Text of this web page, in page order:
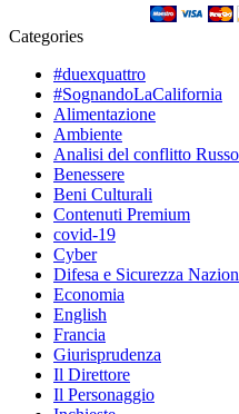
Categories
#duexquattro
#SognandoLaCalifornia
Alimentazione
Ambiente
Analisi del conflitto
Benessere
Beni Culturali
Contenuti Premium
covid-19
Cyber
Difesa e Sicurezza
Economia
English
Francia
Giurisprudenza
Il Direttore
Il Personaggio